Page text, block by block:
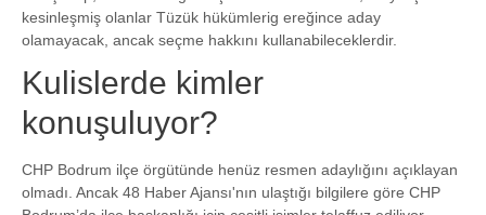
kesinleşmiş olanlar Tüzük hükümlerig ereğince aday
olamayacak, ancak seçme hakkını kullanabileceklerdir.
Kulislerde kimler
konuşuluyor?
CHP Bodrum ilçe örgütünde henüz resmen adaylığını açıklayan
olmadı. Ancak 48 Haber Ajansı'nın ulaştığı bilgilere göre CHP